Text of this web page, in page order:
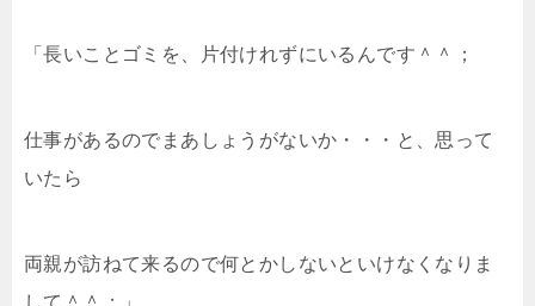
「長いことゴミを、片付けれずにいるんです＾＾；
仕事があるのでまあしょうがないか・・・と、思って
いたら
両親が訪ねて来るので何とかしないといけなくなりま
して＾＾；」